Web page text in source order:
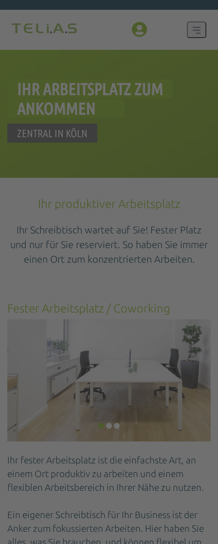
IHR ARBEITSPLATZ ZUM
ANKOMMEN
ZENTRAL IN KÖLN
Ihr produktiver Arbeitsplatz
Ihr Schreibtisch wartet auf Sie! Fester Platz
und nur für Sie reserviert. So haben Sie immer
einen Ort zum konzentrierten Arbeiten.
Fester Arbeitsplatz / Coworking
Ihr fester Arbeitsplatz ist die einfachste Art, an
einem Ort produktiv zu arbeiten und einem
flexiblen Arbeitsbereich in Ihrer Nähe zu nutzen.
Ein eigener Schreibtisch für Ihr Business ist der
Anker zum fokussierten Arbeiten. Hier haben Sie